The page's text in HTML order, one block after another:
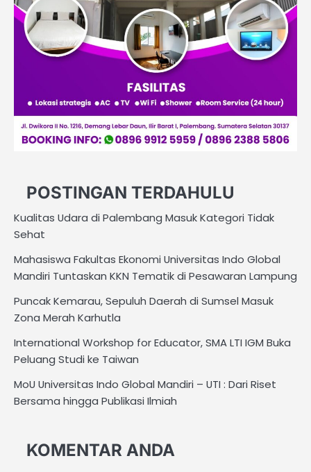
POSTINGAN TERDAHULU
Kualitas Udara di Palembang Masuk Kategori Tidak
Sehat
Mahasiswa Fakultas Ekonomi Universitas Indo Global
Mandiri Tuntaskan KKN Tematik di Pesawaran Lampung
Puncak Kemarau, Sepuluh Daerah di Sumsel Masuk
Zona Merah Karhutla
International Workshop for Educator, SMA LTI IGM Buka
Peluang Studi ke Taiwan
MoU Universitas Indo Global Mandiri – UTI : Dari Riset
Bersama hingga Publikasi Ilmiah
KOMENTAR ANDA